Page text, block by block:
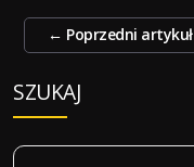
Zobacz
← Poprzedni artykuł
SZUKAJ
S